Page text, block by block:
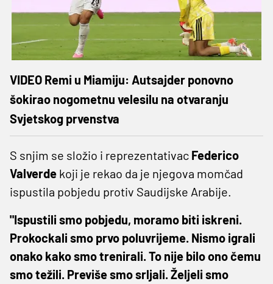
VIDEO Remi u Miamiju: Autsajder ponovno
šokirao nogometnu velesilu na otvaranju
Svjetskog prvenstva
S snjim se složio i reprezentativac Federico
Valverde koji je rekao da je njegova momčad
ispustila pobjedu protiv Saudijske Arabije.
"Ispustili smo pobjedu, moramo biti iskreni.
Prokockali smo prvo poluvrijeme. Nismo igrali
onako kako smo trenirali. To nije bilo ono čemu
smo težili. Previše smo srljali. Željeli smo